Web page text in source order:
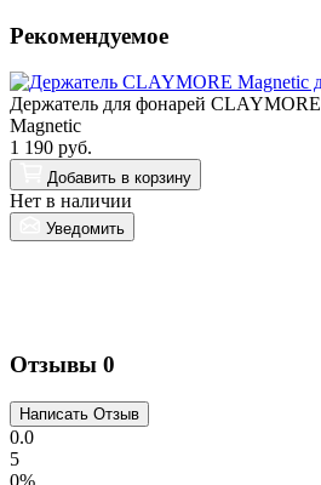
Рекомендуемое
Держатель для фонарей CLAYMORE
Magnetic
1 190 руб.
Добавить в корзину
Нет в наличии
Уведомить
Отзывы 0
0.0
5
0%